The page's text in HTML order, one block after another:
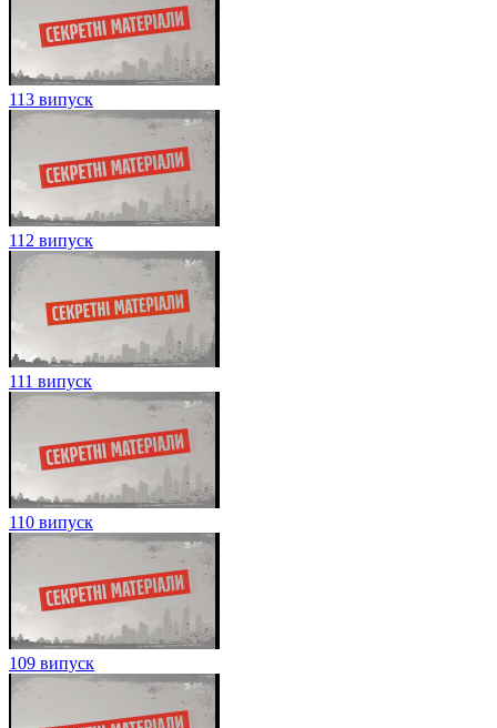
113 випуск
112 випуск
111 випуск
110 випуск
109 випуск